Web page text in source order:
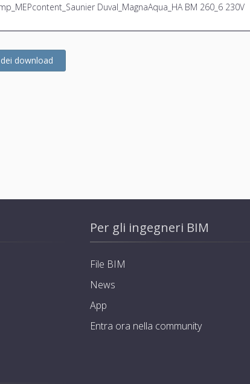
Duval_MagnaAqua_HA BM 260_6 230V
download
Per gli ingegneri BIM
File BIM
News
App
Entra ora nella community